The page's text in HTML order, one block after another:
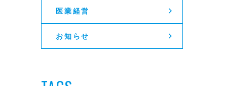
医業経営
お知らせ